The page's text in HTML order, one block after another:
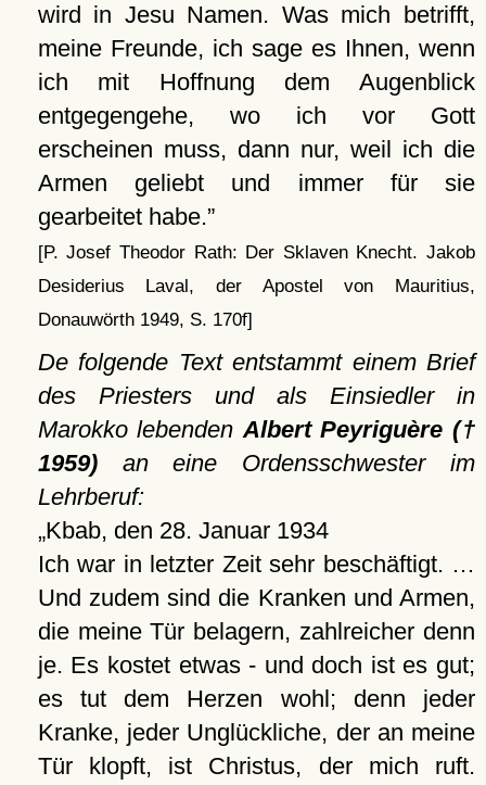
wird in Jesu Namen. Was mich betrifft,
meine Freunde, ich sage es Ihnen, wenn
ich mit Hoffnung dem Augenblick
entgegengehe, wo ich vor Gott
erscheinen muss, dann nur, weil ich die
Armen geliebt und immer für sie
gearbeitet habe.
[P. Josef Theodor Rath: Der Sklaven Knecht. Jakob
Desiderius Laval, der Apostel von Mauritius,
Donauwörth 1949, S. 170f]
De folgende Text entstammt einem Brief
des Priesters und als Einsiedler in
Marokko lebendenAlbert Peyriguère (†
1959)an eine Ordensschwester im
Lehrberuf:
Kbab, den 28. Januar 1934
Ich war in letzter Zeit sehr beschäftigt. …
Und zudem sind die Kranken und Armen,
die meine Tür belagern, zahlreicher denn
je. Es kostet etwas - und doch ist es gut;
es tut dem Herzen wohl; denn jeder
Kranke, jeder Unglückliche, der an meine
Tür klopft, ist Christus, der mich ruft.